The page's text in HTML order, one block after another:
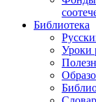
Библиотека
Уроки